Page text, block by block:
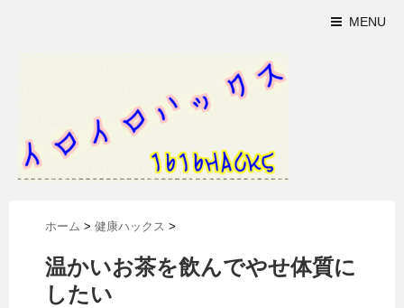
MENU
ホーム > 健康ハックス >
温かいお茶を飲んでやせ体質に
したい